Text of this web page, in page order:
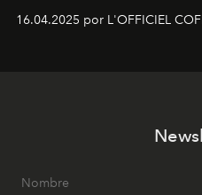
16.04.2025 por L'OFFICIEL